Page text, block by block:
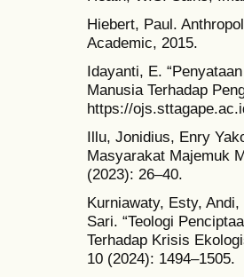
Hiebert, Paul.
Academic, 2015.
Idayanti, E.
Manusia Terhadap
https://
Illu, Jonidius, Enry
Masyarakat Majemuk
(2023): 26–40.
Kurniawaty, Esty,
Sari. “Teologi
Terhadap Krisis
10 (2024): 1494–1505.